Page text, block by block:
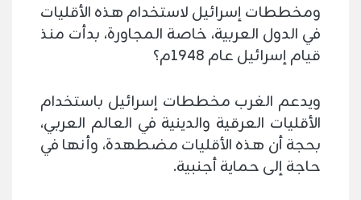
ومخططات إسرائيل لاستخدام هذه الأقليات
في الدول العربية، خاصة المجاورة، بدأت منذ
قيام إسرائيل عام 1948م؟
ويدعم الغرب مخططات إسرائيل باستخدام
الأقليات العرقية والدينية في العالم العربي،
بحجة أن هذه الأقليات مضطهدة، وأنها في
حاجة إلى حماية أجنبية.